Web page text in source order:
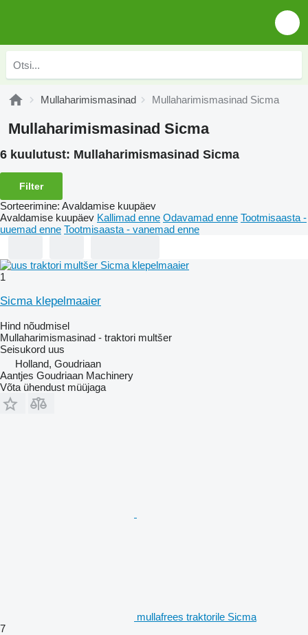
Mullaharimismasinad Mullaharimismasinad Sicma
Mullaharimismasinad Sicma
6 kuulutust: Mullaharimismasinad Sicma
Filter
Sorteerimine: Avaldamise kuupäev
Avaldamise kuupäev Kallimad enne Odavamad enne Tootmisaasta -
uuemad enne Tootmisaasta - vanemad enne
1
Sicma klepelmaaier
Hind nõudmisel
Mullaharimismasinad - traktori multšer
Seisukord uus
Holland, Goudriaan
Aantjes Goudriaan Machinery
Võta ühendust müüjaga
mullafrees traktorile Sicma
7